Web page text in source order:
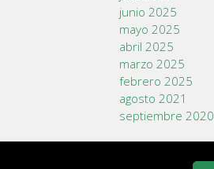
junio 2025
mayo 2025
abril 2025
marzo 2025
febrero 2025
agosto 2021
septiembre 2020